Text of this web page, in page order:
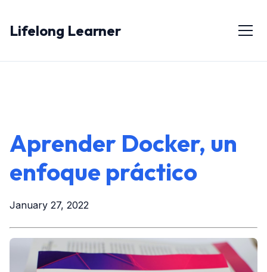
Lifelong Learner
Aprender Docker, un
enfoque práctico
January 27, 2022